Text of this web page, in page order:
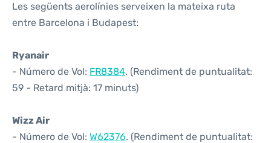
Les següents aerolínies serveixen la mateixa ruta
entre Barcelona i Budapest:
Ryanair
- Número de Vol: FR8384. (Rendiment de puntualitat:
59 - Retard mitjà: 17 minuts)
Wizz Air
- Número de Vol: W62376. (Rendiment de puntualitat: